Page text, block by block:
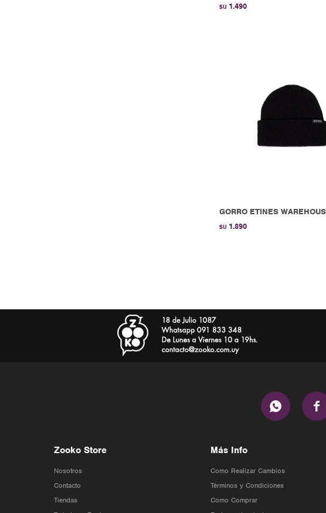
$U 1.490
GORRO ETINES
$U 1.890
 
Zooko Store
Nosotros
Contacto
Tiendas
Más Info
Como Realizar Cambios
Términos y Condiciones
Como Comprar